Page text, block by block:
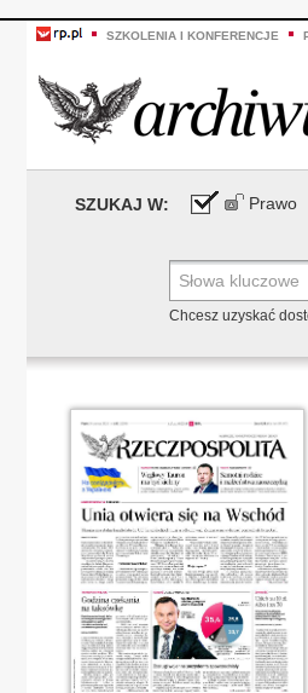
SZKOLENIA I KONFERENCJE
SZUKAJ W: Prawo
Chcesz uzyskać